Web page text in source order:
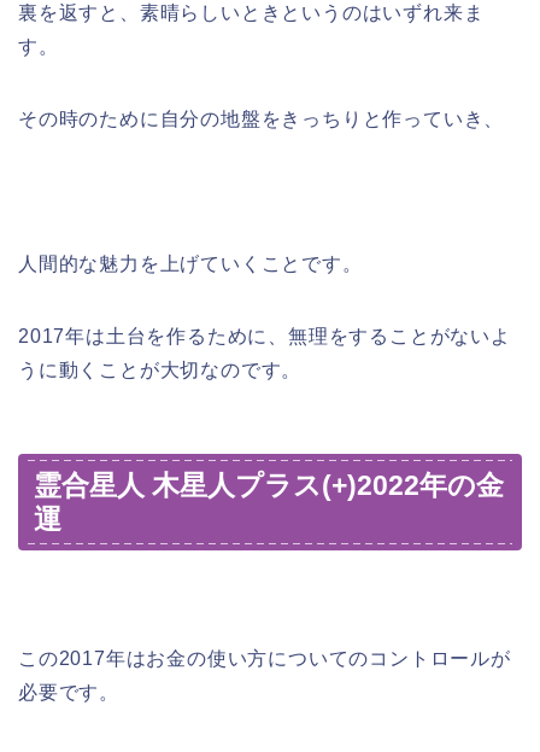
裏を返すと、素晴らしいときというのはいずれ来ま
す。
その時のために自分の地盤をきっちりと作っていき、
人間的な魅力を上げていくことです。
2017年は土台を作るために、無理をすることがないよ
うに動くことが大切なのです。
霊合星人 木星人プラス(+)2022年の金
運
この2017年はお金の使い方についてのコントロールが
必要です。